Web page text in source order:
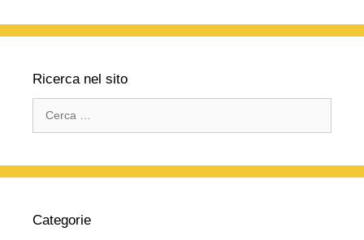
Ricerca nel sito
per:
Categorie